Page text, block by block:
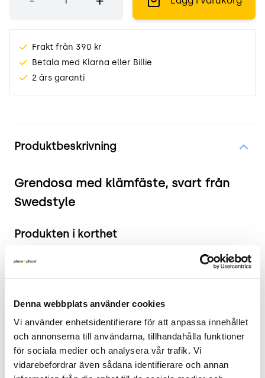
Denna webbplats använder cookies
Vi använder enhetsidentifierare för att anpassa innehållet
och annonserna till användarna, tillhandahålla funktioner
för sociala medier och analysera vår trafik. Vi
vidarebefordrar även sådana identifierare och annan
Frakt från 390 kr
Betala med Klarna eller Billie
2 års garanti
Produktbeskrivning
Grendosa med klämfäste, svart från
Swedstyle
Produkten i korthet
Färg och material: Svart och silverfinish.
2 års garanti
Mer om Swedstyle grendosa med
klämfäste